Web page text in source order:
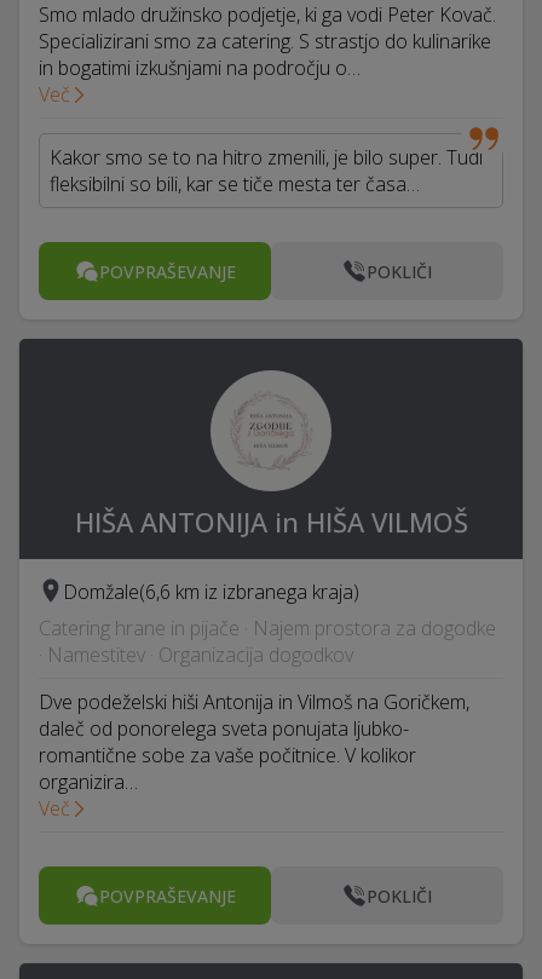
Smo mlado družinsko podjetje, ki ga vodi Peter Kovač.
Specializirani smo za catering. S strastjo do kulinarike
in bogatimi izkušnjami na področju o…
Več
Kakor smo se to na hitro zmenili, je bilo super. Tudi
fleksibilni so bili, kar se tiče mesta ter časa…
POVPRAŠEVANJE POKLIČI
HIŠA ANTONIJA in HIŠA VILMOŠ
Domžale(6,6 km iz izbranega kraja)
Catering hrane in pijače · Najem prostora za dogodke
· Namestitev · Organizacija dogodkov
Dve podeželski hiši Antonija in Vilmoš na Goričkem,
daleč od ponorelega sveta ponujata ljubko-
romantične sobe za vaše počitnice. V kolikor
organizira…
Več
POVPRAŠEVANJE POKLIČI